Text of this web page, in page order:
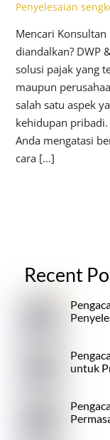
Penyelesaian
Mencari
diandalkan? DWP
solusi pajak yang
maupun
salah satu aspek
kehidupan
Anda mengatasi
cara […]
Recent
untuk